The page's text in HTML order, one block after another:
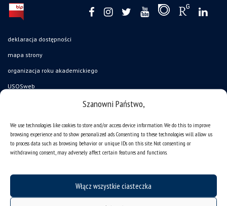
Szanowni Państwo,
We use technologies like cookies to store and/or access device information. We do this to improve
browsing experience and to show personalized ads. Consenting to these technologies will allow us
to process data such as browsing behavior or unique IDs on this site. Not consenting or
withdrawing consent, may adversely affect certain features and functions.
Włącz wszystkie ciasteczka
deklaracja dostępności
mapa strony
organizacja roku akademickiego
USOSweb
oferty pracy
jak pracujemy?
akademiki
Wirtualny UŚ